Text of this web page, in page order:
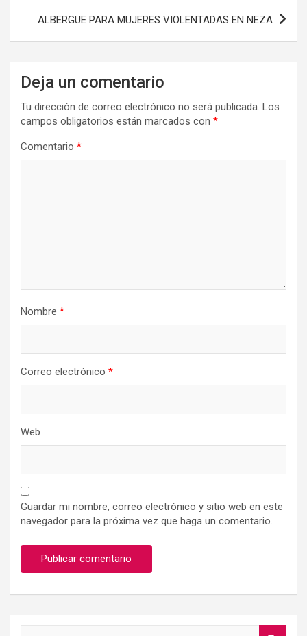
ALBERGUE PARA MUJERES VIOLENTADAS EN NEZA
Deja un comentario
Tu dirección de correo electrónico no será publicada. Los
campos obligatorios están marcados con *
Comentario *
Nombre *
Correo electrónico *
Web
Guardar mi nombre, correo electrónico y sitio web en este
navegador para la próxima vez que haga un comentario.